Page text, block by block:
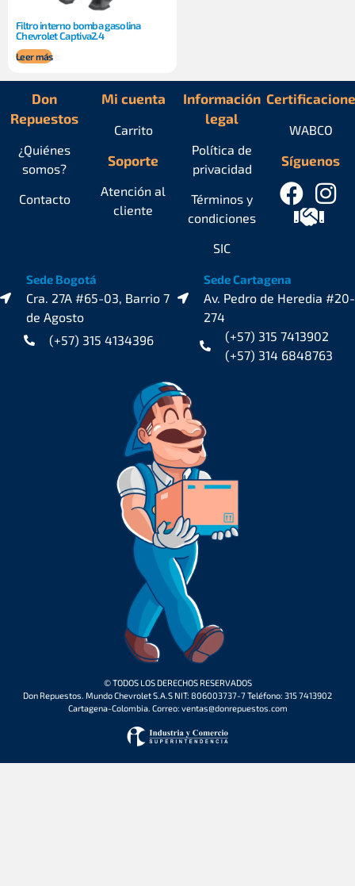
Filtro interno bomba gasolina
Chevrolet Captiva2.4
Leer más
Don
Repuestos
¿Quiénes
somos?
Contacto
Mi cuenta
Carrito
Soporte
Atención al
cliente
Información
legal
Política de
privacidad
Términos y
condiciones
SIC
Síguenos
WABCO
Sede Bogotá
Cra. 27A #65-03, Barrio 7
de Agosto
(+57) 315 4134396
Sede Cartagena
Av. Pedro de Heredia #20-
274
(+57) 315 7413902
(+57) 314 6848763
© TODOS LOS DERECHOS RESERVADOS
Don Repuestos. Mundo Chevrolet S.A.S NIT: 806003737-7 Teléfono: 315 7413902
Cartagena-Colombia. Correo: ventas@donrepuestos.com